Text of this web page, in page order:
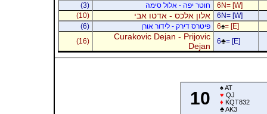
6N= [W]
חוטר יפה - אלול סימה
(3)
6N= [W]
אלון אלכס - אדטו אבי
(10)
6♠= [E] פיטרס דירק - לידור אורן
(6)
6♣= [E]
Curakovic Dejan - Prijovic
Dejan
(16)
10
♠AT
♥ QJ
♦ KQT832
♣AK3